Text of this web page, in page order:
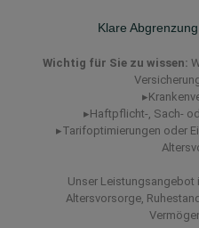
Klare
Wichtig für Sie zu wissen:
▸Haftpflicht-, Sach-
▸Tarifoptimierungen oder
Unser
Altersvorsorge,